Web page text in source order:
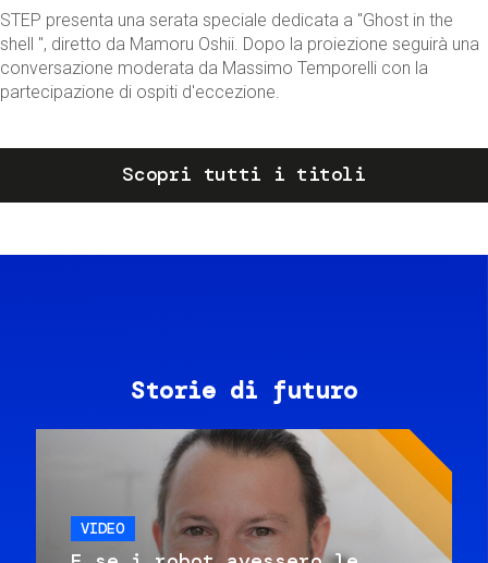
STEP presenta una serata speciale dedicata a "Ghost in the
shell ", diretto da Mamoru Oshii. Dopo la proiezione seguirà una
conversazione moderata da Massimo Temporelli con la
partecipazione di ospiti d'eccezione.
Scopri tutti i titoli
Storie di futuro
VIDEO